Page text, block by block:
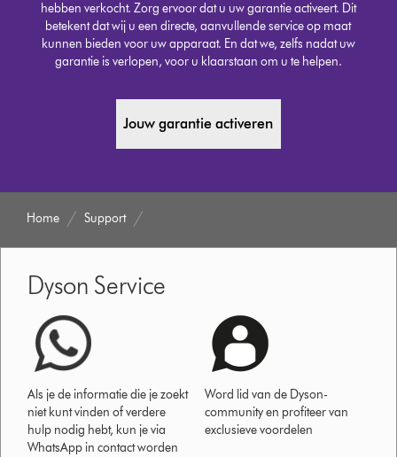
hebben verkocht. Zorg ervoor dat u uw garantie activeert. Dit
betekent dat wij u een directe, aanvullende service op maat
kunnen bieden voor uw apparaat. En dat we, zelfs nadat uw
garantie is verlopen, voor u klaarstaan om u te helpen.
Jouw garantie activeren
Home Support
Dyson Service
Als je de informatie die je zoekt
niet kunt vinden of verdere
hulp nodig hebt, kun je via
WhatsApp in contact worden
Word lid van de Dyson-
community en profiteer van
exclusieve voordelen